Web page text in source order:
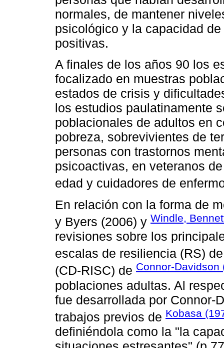
normales, de mantener
psicológico y la capacidad
positivas.
A finales de los años 90 los
focalizado en muestras
estados de crisis y
los estudios paulatinamente
poblacionales de adultos en
pobreza, sobrevivientes de
personas con trastornos
psicoactivas, en veteranos
edad y cuidadores de
En relación con la forma de
y Byers (2006) y Windle,
revisiones sobre los
escalas de resiliencia (RS)
(CD-RISC) de Connor-Davidson
poblaciones adultas. Al
fue desarrollada por Connor-
trabajos previos de Kobasa
definiéndola como la "la